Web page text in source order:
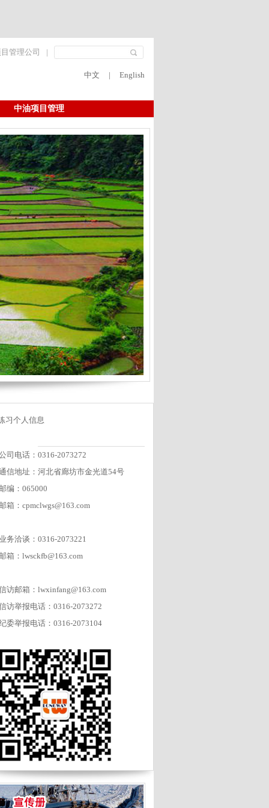
管理公司 |
中文 | English
中油项目管理
习个人信息
司电话：0316-2073272
信地址：河北省廊坊市金光道54号
编：065000
箱：cpmclwgs@163.com
务洽谈：0316-2073221
箱：lwsckfb@163.com
访邮箱：lwxinfang@163.com
访举报电话：0316-2073272
委举报电话：0316-2073104